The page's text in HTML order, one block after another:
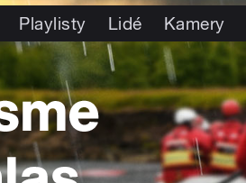
Playlisty Lidé Kamery